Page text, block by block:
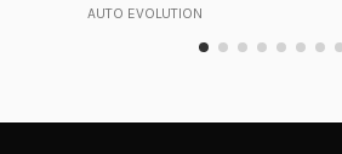
AUTO EVOLUTION